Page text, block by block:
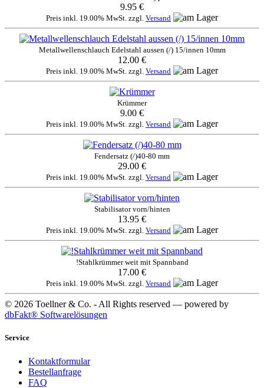
9.95 €
Preis inkl. 19.00% MwSt. zzgl. Versand
Metallwellenschlauch Edelstahl aussen (/) 15/innen 10mm
12.00 €
Preis inkl. 19.00% MwSt. zzgl. Versand
Krümmer
9.00 €
Preis inkl. 19.00% MwSt. zzgl. Versand
Fendersatz (/)40-80 mm
29.00 €
Preis inkl. 19.00% MwSt. zzgl. Versand
Stabilisator vorn/hinten
13.95 €
Preis inkl. 19.00% MwSt. zzgl. Versand
!Stahlkrümmer weit mit Spannband
17.00 €
Preis inkl. 19.00% MwSt. zzgl. Versand
© 2026 Toellner & Co. - All Rights reserved — powered by
dbFakt® Softwarelösungen
Service
Kontaktformular
Bestellanfrage
FAQ